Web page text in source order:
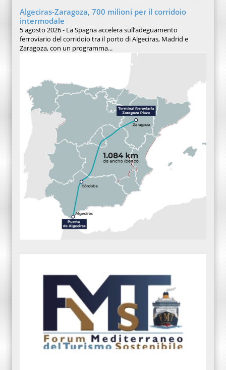
Algeciras-Zaragoza, 700 milioni per il corridoio
intermodale
5 agosto 2026 - La Spagna accelera sull’adeguamento
ferroviario del corridoio tra il porto di Algeciras, Madrid e
Zaragoza, con un programma...